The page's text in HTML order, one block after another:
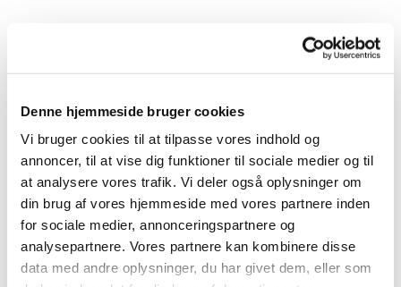
Denne hjemmeside bruger cookies
Vi bruger cookies til at tilpasse vores indhold og
annoncer, til at vise dig funktioner til sociale medier og til
at analysere vores trafik. Vi deler også oplysninger om
din brug af vores hjemmeside med vores partnere inden
for sociale medier, annonceringspartnere og
analysepartnere. Vores partnere kan kombinere disse
data med andre oplysninger, du har givet dem, eller som